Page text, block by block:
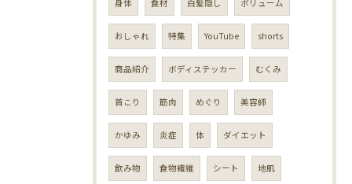
身体 食材 白髪隠し ボリューム
おしゃれ 特集 YouTube shorts
商品紹介 ボディステッカー むくみ
首こり 筋肉 めぐり 美容師
かゆみ 炎症 体 ダイエット
飲み物 食物繊維 シート 地肌